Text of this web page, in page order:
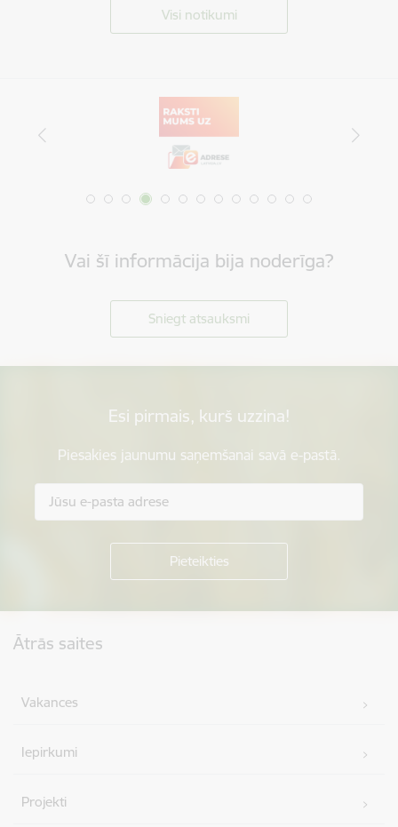
Visi notikumi
Vai šī informācija bija noderīga?
Sniegt atsauksmi
Esi pirmais, kurš uzzina!
Piesakies jaunumu saņemšanai savā e-pastā.
Ātrās saites
Vakances
Iepirkumi
Projekti